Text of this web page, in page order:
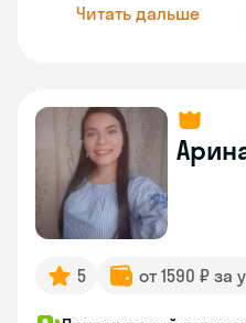
Читать дальше
5 от 1590 ₽ за